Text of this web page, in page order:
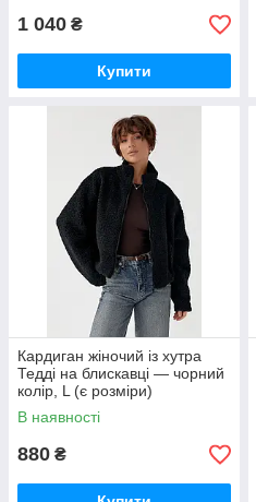
1 040 ₴
Купити
Кардиган жіночий із хутра
Тедді на блискавці — чорний
колір, L (є розміри)
В наявності
880 ₴